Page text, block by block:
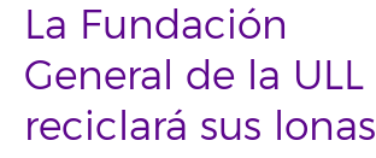
La Fundación
General de la ULL
reciclará sus lonas